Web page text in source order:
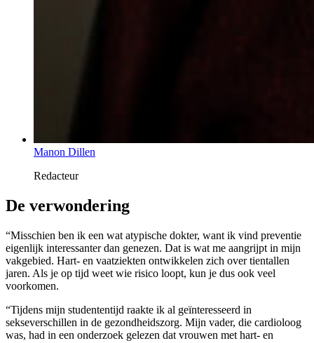
Manon Dillen
Redacteur
De verwondering
“Misschien ben ik een wat atypische dokter, want ik vind preventie
eigenlijk interessanter dan genezen. Dat is wat me aangrijpt in mijn
vakgebied. Hart- en vaatziekten ontwikkelen zich over tientallen
jaren. Als je op tijd weet wie risico loopt, kun je dus ook veel
voorkomen.
“Tijdens mijn studententijd raakte ik al geïnteresseerd in
sekseverschillen in de gezondheidszorg. Mijn vader, die cardioloog
was, had in een onderzoek gelezen dat vrouwen met hart- en